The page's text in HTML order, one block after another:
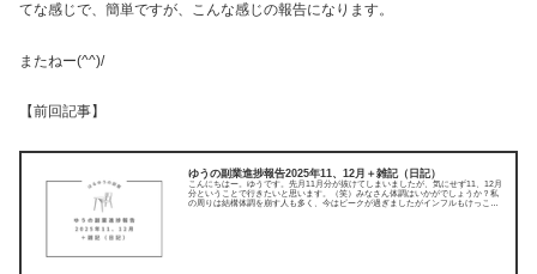
てな感じで、簡単ですが、こんな感じの報告になります。
またねー(^^)/
【前回記事】
ゆうの副業進捗報告2025年11、12月＋雑記（日記）
こんにちはー。ゆうです。先月11月分が抜けてしまいましたが、気にせず11、12月
分ということで行きたいと思います。（笑）みなさん体調はいかがでしょうか？私
の周りは結構体調を崩す人も多く、今はピークが過ぎましたがインフルもけっこう